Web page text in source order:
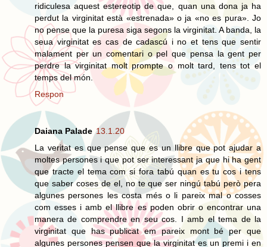
ridiculesa aquest estereotip de que, quan una dona ja ha
perdut la virginitat està «estrenada» o ja «no es pura». Jo
no pense que la puresa siga segons la virginitat. A banda, la
seua virginitat es cas de cadascú i no et tens que sentir
malament per un comentari o pel que pensa la gent per
perdre la virginitat molt prompte o molt tard, tens tot el
temps del món.
Respon
Daiana Palade 13.1.20
La veritat es que pense que es un llibre que pot ajudar a
moltes persones i que pot ser interessant ja que hi ha gent
que tracte el tema com si fora tabú quan es tu cos i tens
que saber coses de el, no te que ser ningú tabú però pera
algunes persones les costa més o li pareix mal o cosses
com esses i amb el llibre es poden obrir o encontrar una
manera de comprendre en seu cos. I amb el tema de la
virginitat que has publicat em pareix mont bé per que
algunes persones pensen que la virginitat es un premi i en